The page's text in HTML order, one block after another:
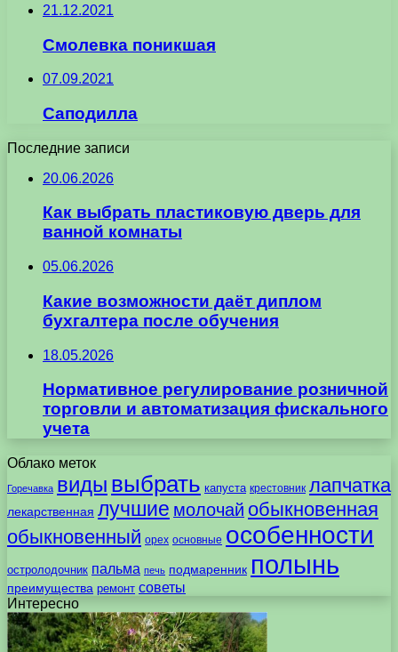
21.12.2021
Смолевка поникшая
07.09.2021
Саподилла
Последние записи
20.06.2026
Как выбрать пластиковую дверь для
ванной комнаты
05.06.2026
Какие возможности даёт диплом
бухгалтера после обучения
18.05.2026
Нормативное регулирование розничной
торговли и автоматизация фискального
учета
Облако меток
Горечавка виды выбрать капуста крестовник лапчатка
лекарственная лучшие молочай обыкновенная
обыкновенный орех основные особенности
остролодочник пальма печь подмаренник полынь
преимущества ремонт советы
Интересно